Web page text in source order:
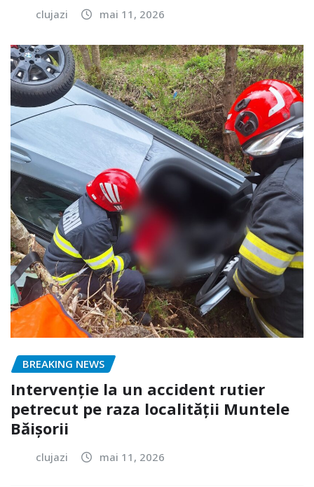
clujazi mai 11, 2026
BREAKING NEWS
Intervenție la un accident rutier
petrecut pe raza localității Muntele
Băișorii
clujazi mai 11, 2026